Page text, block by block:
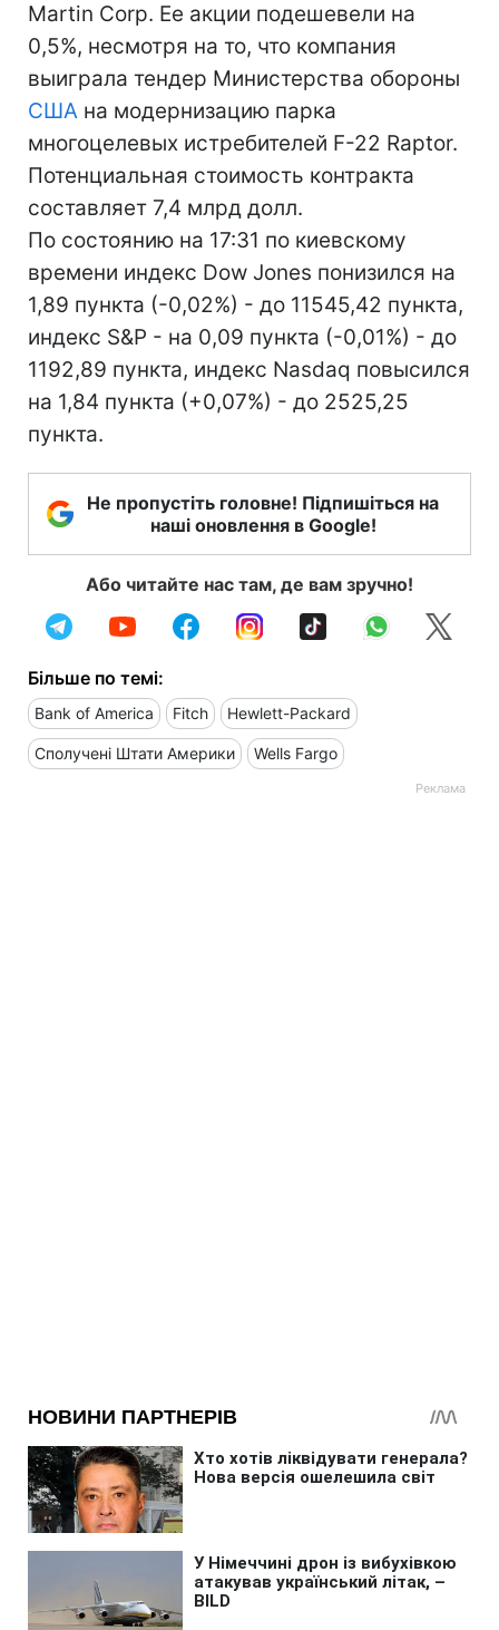
Martin Corp. Ее акции подешевели на
0,5%, несмотря на то, что компания
выиграла тендер Министерства обороны
США на модернизацию парка
многоцелевых истребителей F-22 Raptor.
Потенциальная стоимость контракта
составляет 7,4 млрд долл.
По состоянию на 17:31 по киевскому
времени индекс Dow Jones понизился на
1,89 пункта (-0,02%) - до 11545,42 пункта,
индекс S&P - на 0,09 пункта (-0,01%) - до
1192,89 пункта, индекс Nasdaq повысился
на 1,84 пункта (+0,07%) - до 2525,25
пункта.
Не пропустіть головне! Підпишіться на
наші оновлення в Google!
Або читайте нас там, де вам зручно!
Більше по темі:
Bank of America Fitch Hewlett-Packard
Сполучені Штати Америки Wells Fargo